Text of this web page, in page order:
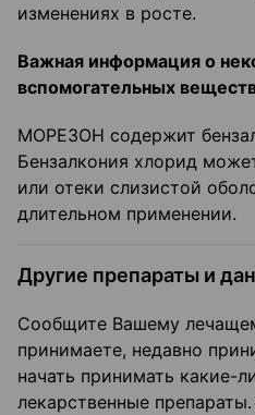
изменениях в росте.
Важная информация о
вспомогательных
МОРЕЗОН содержит
Бензалкония хлорид
или отеки слизистой
длительном применении.
Другие препараты и
Сообщите Вашему
принимаете, недавно
начать принимать какие-
лекарственные